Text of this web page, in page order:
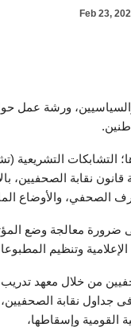
Feb 23,
ورشة عمل
التشريعية
قانون نقابة الصحفيين،
الصحفي، والأوضاع
معالجة وضع
وتنظيم
من خلال معهد تدريب،
جداول نقابة
القومية وإسقاطها،